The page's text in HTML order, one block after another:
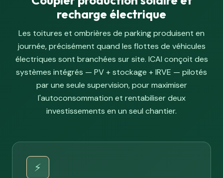
recharge électrique
Les toitures et ombrières de parking produisent en
journée, précisément quand les flottes de véhicules
électriques sont branchées sur site. ICAI conçoit des
systèmes intégrés — PV + stockage + IRVE — pilotés
par une seule supervision, pour maximiser
l'autoconsommation et rentabiliser deux
investissements en un seul chantier.
⚡